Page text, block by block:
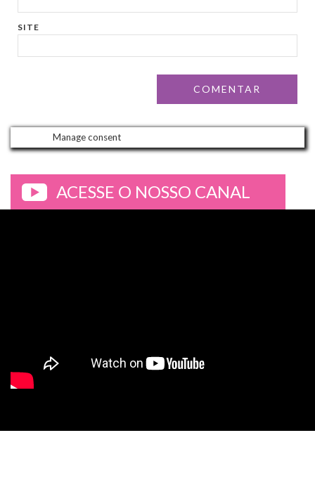
SITE
Manage consent
ACESSE O NOSSO CANAL